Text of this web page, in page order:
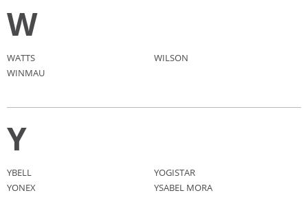
W
WATTS
WILSON
WINMAU
Y
YBELL
YOGISTAR
YONEX
YSABEL MORA